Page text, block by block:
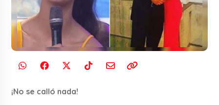
¡No se calló nada!